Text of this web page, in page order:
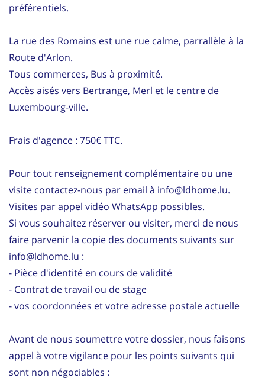
préférentiels.
La rue des Romains est une rue calme, parrallèle à la
Route d'Arlon.
Tous commerces, Bus à proximité.
Accès aisés vers Bertrange, Merl et le centre de
Luxembourg-ville.
Frais d'agence : 750€ TTC.
Pour tout renseignement complémentaire ou une
visite contactez-nous par email à info@ldhome.lu.
Visites par appel vidéo WhatsApp possibles.
Si vous souhaitez réserver ou visiter, merci de nous
faire parvenir la copie des documents suivants sur
info@ldhome.lu :
- Pièce d'identité en cours de validité
- Contrat de travail ou de stage
- vos coordonnées et votre adresse postale actuelle
Avant de nous soumettre votre dossier, nous faisons
appel à votre vigilance pour les points suivants qui
sont non négociables :